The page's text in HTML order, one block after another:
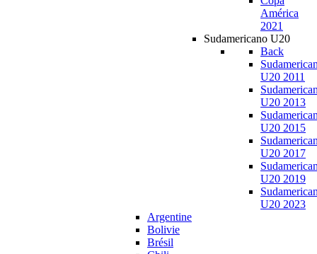
América
2021
Sudamericano U20
Back
U20 2011
U20 2013
U20 2015
U20 2017
U20 2019
U20 2023
Argentine
Bolivie
Brésil